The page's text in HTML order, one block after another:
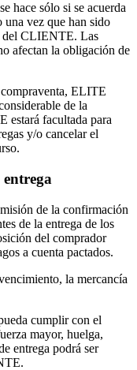
hace sólo si se acuerda
una vez que han sido
del CLIENTE. Las
afectan la obligación de
ELITE
de la
facultada para
y/o cancelar el
de la confirmación
de la entrega de los
del comprador
a cuenta pactados.
la mercancía
cumplir con el
mayor, huelga,
entrega podrá ser